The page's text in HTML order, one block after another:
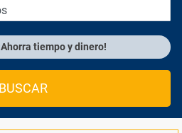
tiempo y dinero!
BUSCAR